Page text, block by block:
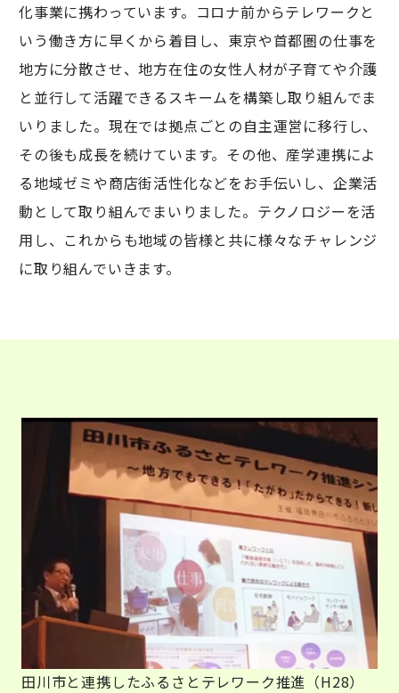
化事業に携わっています。コロナ前からテレワークと
いう働き方に早くから着目し、東京や首都圏の仕事を
地方に分散させ、地方在住の女性人材が子育てや介護
と並行して活躍できるスキームを構築し取り組んでま
いりました。現在では拠点ごとの自主運営に移行し、
その後も成長を続けています。その他、産学連携によ
る地域ゼミや商店街活性化などをお手伝いし、企業活
動として取り組んでまいりました。テクノロジーを活
用し、これからも地域の皆様と共に様々なチャレンジ
に取り組んでいきます。
田川市と連携したふるさとテレワーク推進（H28）